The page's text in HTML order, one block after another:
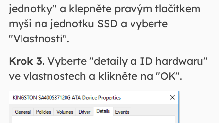
jednotky" a klepněte pravým tlačítkem
myši na jednotku SSD a vyberte
"Vlastnosti".
Krok 3.Vyberte "detaily a ID hardwaru"
ve vlastnostech a klikněte na "OK".